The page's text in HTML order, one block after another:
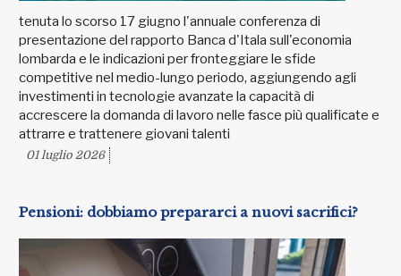
tenuta lo scorso 17 giugno l'annuale conferenza di
presentazione del rapporto Banca d'Itala sull'economia
lombarda e le indicazioni per fronteggiare le sfide
competitive nel medio-lungo periodo, aggiungendo agli
investimenti in tecnologie avanzate la capacità di
accrescere la domanda di lavoro nelle fasce più qualificate e
attrarre e trattenere giovani talenti
01 luglio 2026
Pensioni: dobbiamo prepararci a nuovi sacrifici?